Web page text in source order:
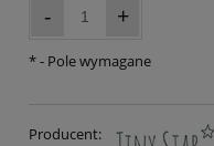
- +
*- Pole wymagane
Producent: